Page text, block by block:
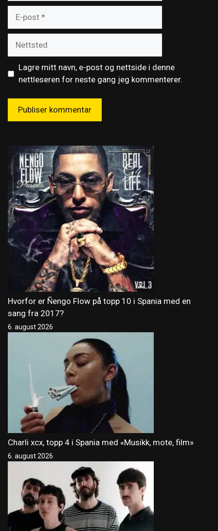
post
Lagre mitt navn, e-post og nettside i denne
nettleseren for neste gang jeg kommenterer.
Hvorfor er Ñengo Flow på topp 10 i Spania med en
sang fra 2017?
6. august 2026
Charli xcx, topp 4 i Spania med «Musikk, mote, film»
6. august 2026